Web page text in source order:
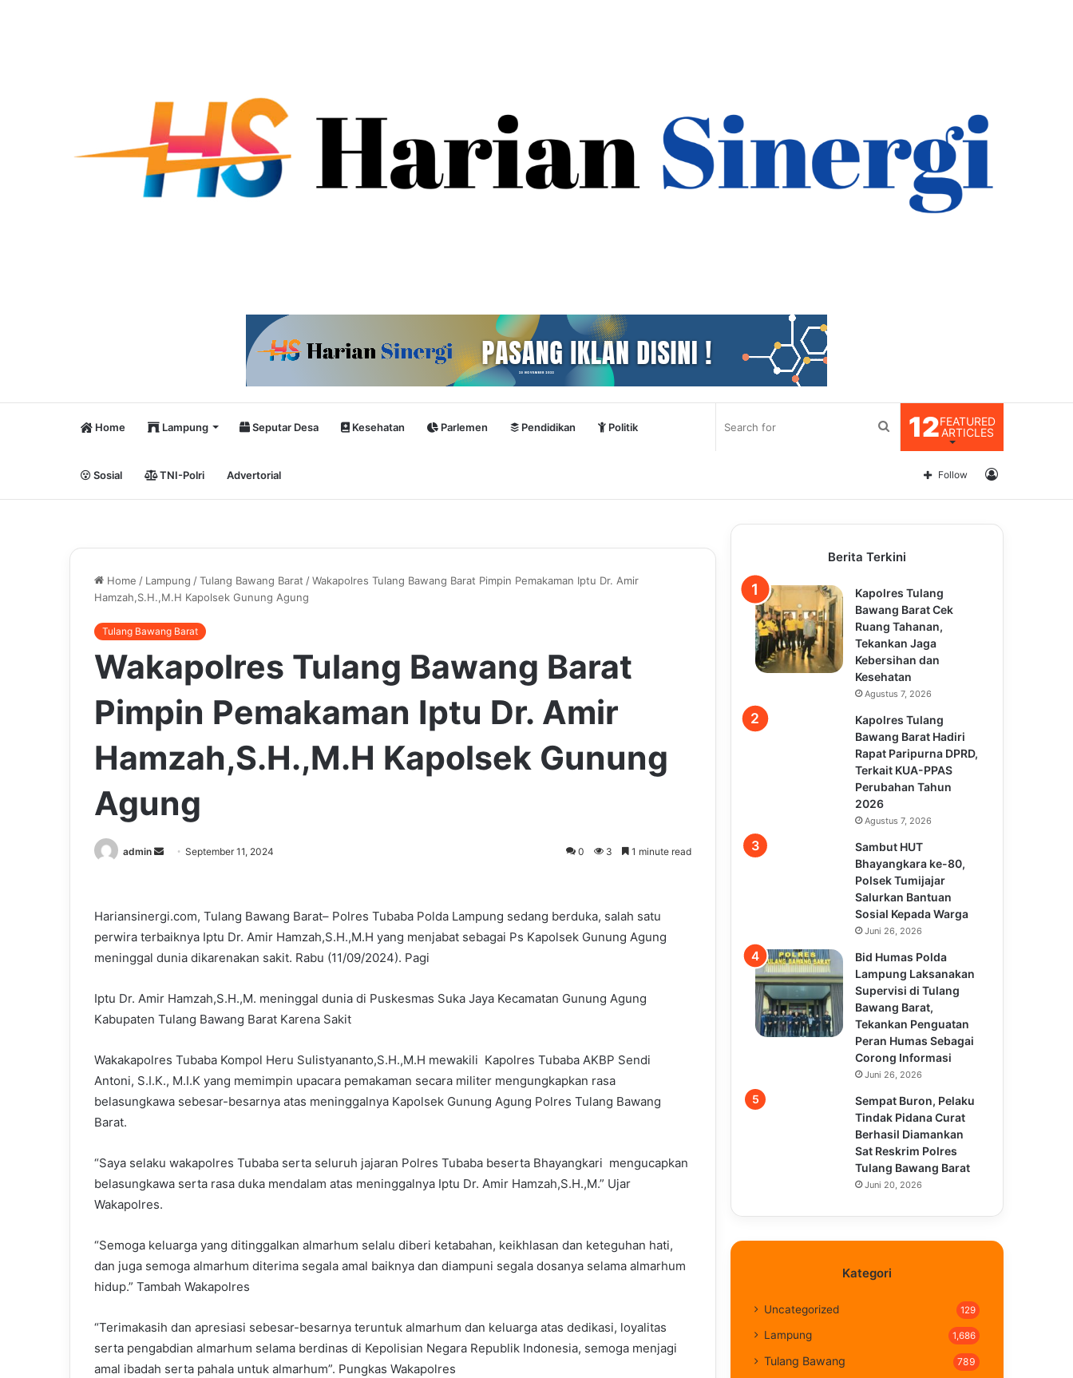
Home Lampung Seputar Desa Kesehatan Parlemen Pendidikan Politik
Sosial TNI-Polri Advertorial
12FEATURED
ARTICLES
Search
Log
Follow
Home / Lampung /Tulang Bawang Barat /Wakapolres Tulang Bawang Barat Pimpin Pemakaman Iptu Dr. Amir
Hamzah,S.H.,M.H Kapolsek Gunung Agung
Tulang Bawang Barat
Wakapolres Tulang Bawang Barat
Pimpin Pemakaman Iptu Dr. Amir
Hamzah,S.H.,M.H Kapolsek Gunung
Agung
admin
SendSeptember 11, 2024 0 3 1 minute read
Hariansinergi.com, Tulang Bawang Barat– Polres Tubaba Polda Lampung sedang berduka, salah satu
perwira terbaiknya Iptu Dr. Amir Hamzah,S.H.,M.H yang menjabat sebagai Ps Kapolsek Gunung Agung
meninggal dunia dikarenakan sakit. Rabu (11/09/2024). Pagi
Iptu Dr. Amir Hamzah,S.H.,M. meninggal dunia di Puskesmas Suka Jaya Kecamatan Gunung Agung
Kabupaten Tulang Bawang Barat Karena Sakit
Wakakapolres Tubaba Kompol Heru Sulistyananto,S.H.,M.H mewakili Kapolres Tubaba AKBP Sendi
Antoni, S.I.K., M.I.K yang memimpin upacara pemakaman secara militer mengungkapkan rasa
belasungkawa sebesar-besarnya atas meninggalnya Kapolsek Gunung Agung Polres Tulang Bawang
Barat.
“Saya selaku wakapolres Tubaba serta seluruh jajaran Polres Tubaba beserta Bhayangkari mengucapkan
belasungkawa serta rasa duka mendalam atas meninggalnya Iptu Dr. Amir Hamzah,S.H.,M.” Ujar
Wakapolres.
“Semoga keluarga yang ditinggalkan almarhum selalu diberi ketabahan, keikhlasan dan keteguhan hati,
dan juga semoga almarhum diterima segala amal baiknya dan diampuni segala dosanya selama almarhum
hidup.” Tambah Wakapolres
“Terimakasih dan apresiasi sebesar-besarnya teruntuk almarhum dan keluarga atas dedikasi, loyalitas
serta pengabdian almarhum selama berdinas di Kepolisian Negara Republik Indonesia, semoga menjagi
amal ibadah serta pahala untuk almarhum”. Pungkas Wakapolres
Berita Terkini
Kapolres Tulang
Bawang Barat Cek
Ruang Tahanan,
Tekankan Jaga
Kebersihan dan
Kesehatan
Agustus 7, 2026
Kapolres Tulang
Bawang Barat Hadiri
Rapat Paripurna DPRD,
Terkait KUA-PPAS
Perubahan Tahun
2026
Agustus 7, 2026
Sambut HUT
Bhayangkara ke-80,
Polsek Tumijajar
Salurkan Bantuan
Sosial Kepada Warga
Juni 26, 2026
Bid Humas Polda
Lampung Laksanakan
Supervisi di Tulang
Bawang Barat,
Tekankan Penguatan
Peran Humas Sebagai
Corong Informasi
Juni 26, 2026
Sempat Buron, Pelaku
Tindak Pidana Curat
Berhasil Diamankan
Sat Reskrim Polres
Tulang Bawang Barat
Juni 20, 2026
Kategori
Uncategorized 129
Lampung 1,686
Tulang Bawang 789